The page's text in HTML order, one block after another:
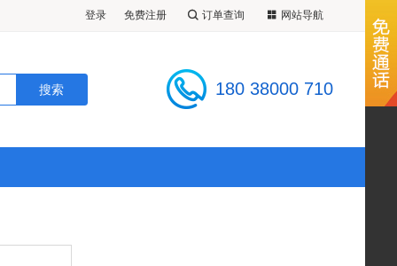
登录 免费注册 订单查询 网站导航
180 38000 710